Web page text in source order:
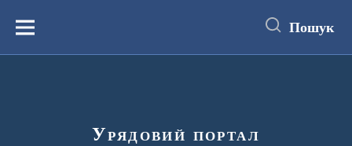
вмістуМеню Пошук
Урядовий портал